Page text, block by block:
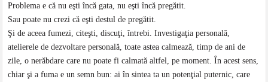
Problema e că nu eşti încă gata, nu eşti încă pregătit.
Sau poate nu crezi că eşti destul de pregătit.
Şi de aceea fumezi, citeşti, discuţi, întrebi. Investigaţia personală,
atelierele de dezvoltare personală, toate astea calmează, timp de ani de
zile, o nerăbdare care nu poate fi calmată altfel, pe moment. În acest sens,
chiar şi a fuma e un semn bun: ai în sintea ta un potenţial puternic, care